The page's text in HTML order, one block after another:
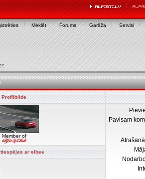
Meklēt Forums Garāža Servisi
Profilbilde
Member of
Pavisam
ar elbee